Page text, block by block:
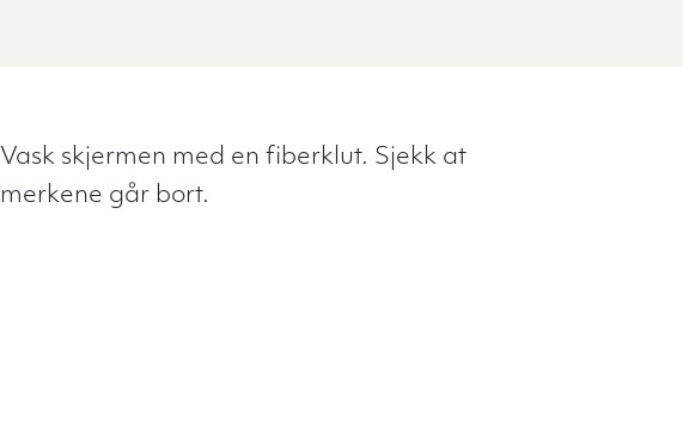
Vask skjermen med en fiberklut. Sjekk at
merkene går bort.